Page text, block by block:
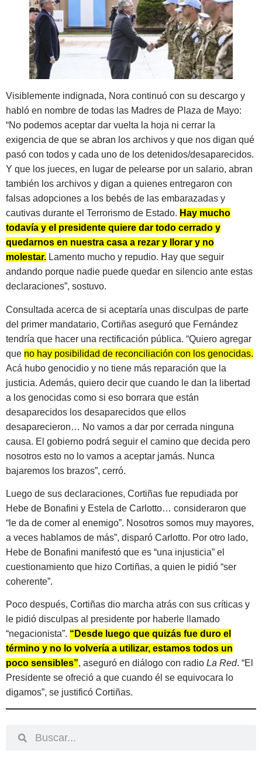
Visiblemente indignada, Nora continuó con su descargo y
habló en nombre de todas las Madres de Plaza de Mayo:
“No podemos aceptar dar vuelta la hoja ni cerrar la
exigencia de que se abran los archivos y que nos digan qué
pasó con todos y cada uno de los detenidos/desaparecidos.
Y que los jueces, en lugar de pelearse por un salario, abran
también los archivos y digan a quienes entregaron con
falsas adopciones a los bebés de las embarazadas y
cautivas durante el Terrorismo de Estado. Hay mucho
todavía y el presidente quiere dar todo cerrado y
quedarnos en nuestra casa a rezar y llorar y no
molestar. Lamento mucho y repudio. Hay que seguir
andando porque nadie puede quedar en silencio ante estas
declaraciones”, sostuvo.
Consultada acerca de si aceptaría unas disculpas de parte
del primer mandatario, Cortiñas aseguró que Fernández
tendría que hacer una rectificación pública. “Quiero agregar
que no hay posibilidad de reconciliación con los genocidas.
Acá hubo genocidio y no tiene más reparación que la
justicia. Además, quiero decir que cuando le dan la libertad
a los genocidas como si eso borrara que están
desaparecidos los desaparecidos que ellos
desaparecieron… No vamos a dar por cerrada ninguna
causa. El gobierno podrá seguir el camino que decida pero
nosotros esto no lo vamos a aceptar jamás. Nunca
bajaremos los brazos”, cerró.
Luego de sus declaraciones, Cortiñas fue repudiada por
Hebe de Bonafini y Estela de Carlotto… consideraron que
“le da de comer al enemigo”. Nosotros somos muy mayores,
a veces hablamos de más”, disparó Carlotto. Por otro lado,
Hebe de Bonafini manifestó que es “una injusticia” el
cuestionamiento que hizo Cortiñas, a quien le pidió “ser
coherente”.
Poco después, Cortiñas dio marcha atrás con sus críticas y
le pidió disculpas al presidente por haberle llamado
“negacionista”. “Desde luego que quizás fue duro el
término y no lo volvería a utilizar, estamos todos un
poco sensibles”, aseguró en diálogo con radio La Red. “El
Presidente se ofreció a que cuando él se equivocara lo
digamos”, se justificó Cortiñas.